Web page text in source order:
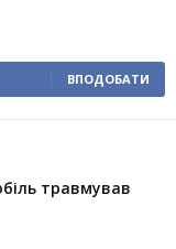
ВПОДОБАТИ
травмував